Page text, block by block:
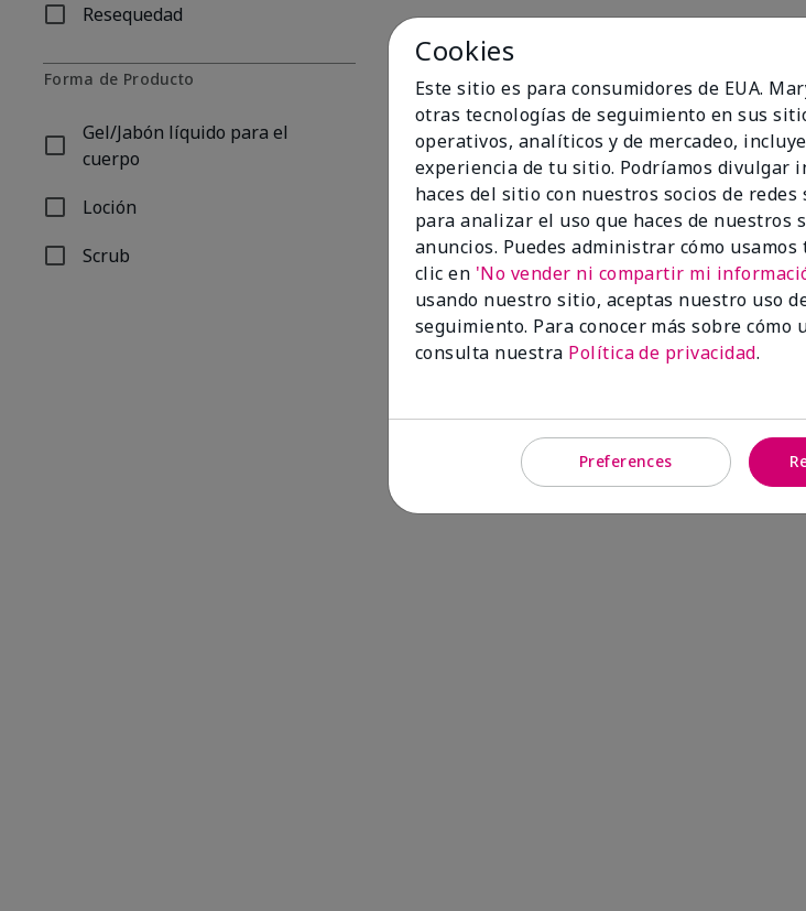
Resequedad
Refinar por Problema: Resequedad
Forma de Producto
Gel/Jabón líquido para el
cuerpo
Refinar por Forma de Producto: Gel/Jabón líquido para el cuerpo
Loción
Refinar por Forma de Producto: Loción
Scrub
Refinar por Forma de Producto: Scrub
Cookies
Este sitio es para consumidores de EUA.
otras tecnologías de seguimiento en sus
operativos, analíticos y de mercadeo,
experiencia de tu sitio. Podríamos divulgar
haces del sitio con nuestros socios de
para analizar el uso que haces de nuestros
anuncios. Puedes administrar cómo
clic en 'No vender ni compartir mi
usando nuestro sitio, aceptas nuestro uso
seguimiento. Para conocer más sobre cómo
consulta nuestra Política de privacidad.
Preferences